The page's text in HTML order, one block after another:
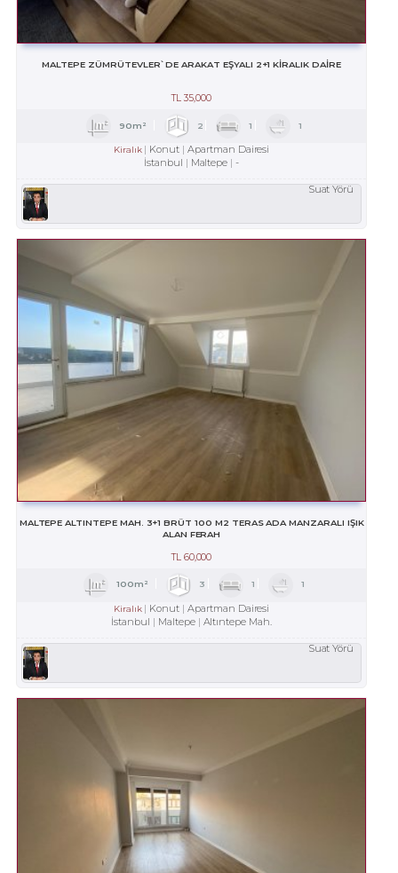
MALTEPE ZÜMRÜTEVLER`DE ARAKAT EŞYALI 2+1 KİRALIK DAİRE
TL 35,000
90m² 2 1 1
Kiralık Konut
Apartman Dairesi
İstanbul
Maltepe -
Suat Yörü
MALTEPE ALTINTEPE MAH. 3+1 BRÜT 100 M2 TERAS ADA MANZARALI IŞIK
ALAN FERAH
TL60,000
100m² 3 1 1
Kiralık Konut
Apartman Dairesi
İstanbul
Maltepe Altıntepe Mah.
Suat Yörü